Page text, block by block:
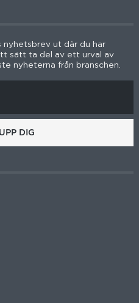
nyhetsbrev ut där du har
sätt ta del av ett urval av
nyheterna från branschen.
DIG